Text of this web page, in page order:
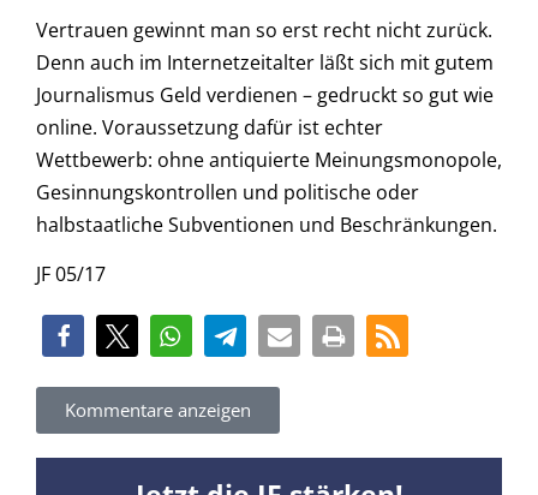
Vertrauen gewinnt man so erst recht nicht zurück.
Denn auch im Internetzeitalter läßt sich mit gutem
Journalismus Geld verdienen – gedruckt so gut wie
online. Voraussetzung dafür ist echter
Wettbewerb: ohne antiquierte Meinungsmonopole,
Gesinnungskontrollen und politische oder
halbstaatliche Subventionen und Beschränkungen.
JF 05/17
Kommentare anzeigen